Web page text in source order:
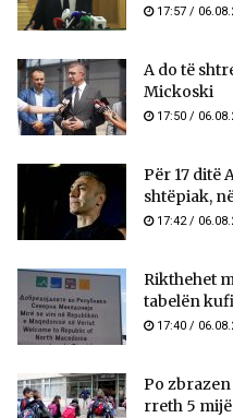
17:57 /
A do të
Mickoski
17:50 /
Për 17 ditë
shtëpiak,
17:42 /
Rikthehet
tabelën
17:40 /
Po
rreth 5